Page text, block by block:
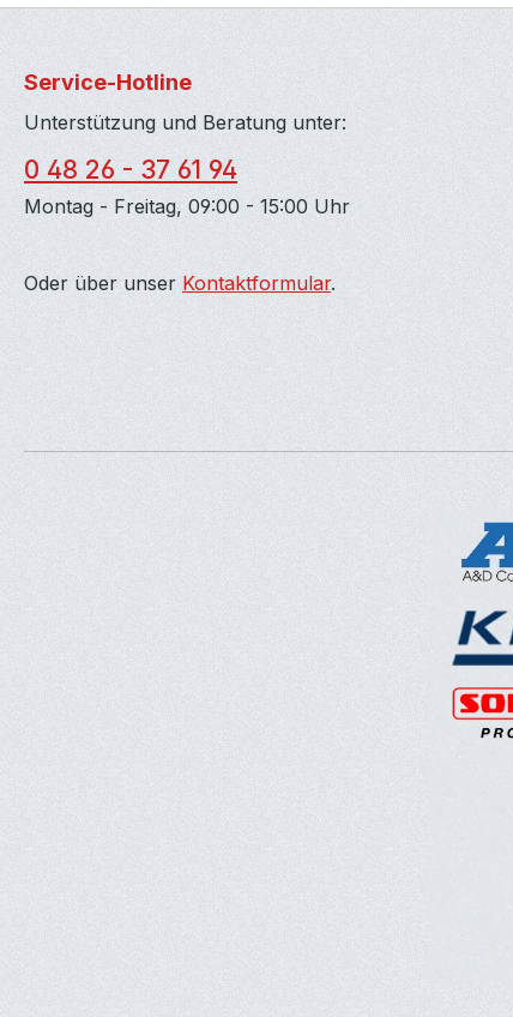
Service-Hotline
Unterstützung und Beratung unter:
0 48 26 - 37 61 94
Montag - Freitag, 09:00 - 15:00 Uhr
Oder über unser Kontaktformular.